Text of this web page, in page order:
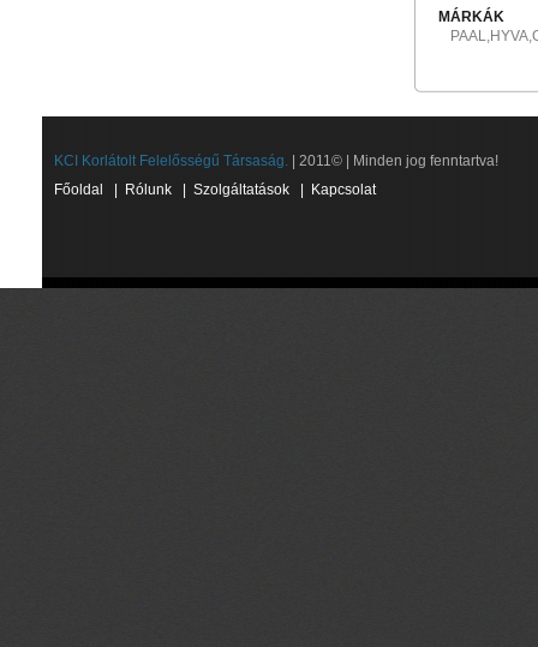
MÁRKÁK
KCI Korlátolt Felelősségű Társaság. | 2011© | Minden jog fenntartva!
Főoldal
Rólunk Szolgáltatások Kapcsolat